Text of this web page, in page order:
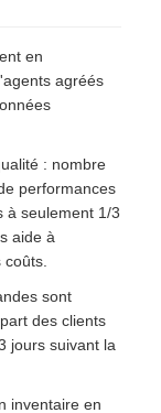
en
agréés
: nombre
performances
à seulement 1/3
aide à
sont
des clients
jours suivant la
inventaire en